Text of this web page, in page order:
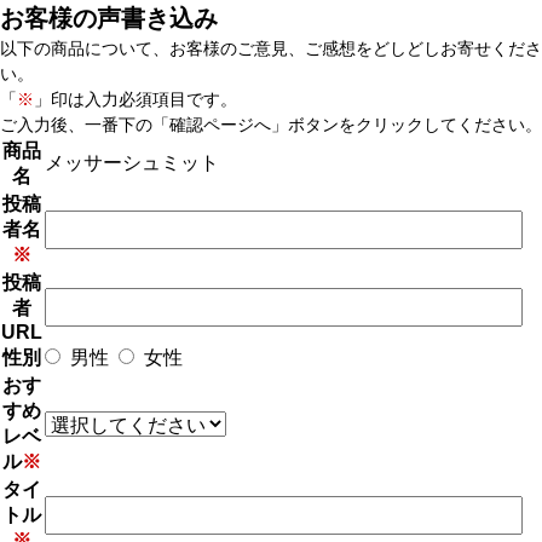
お客様の声書き込み
以下の商品について、お客様のご意見、ご感想をどしどしお寄せくださ
い。
「 ※ 」印は入力必須項目です。
ご入力後、一番下の「確認ページへ」ボタンをクリックしてください。
商品
名
メッサーシュミット
投稿
者名
※
投稿
者
URL
性別
男性
女性
おす
すめ
レベ
ル※
タイ
トル